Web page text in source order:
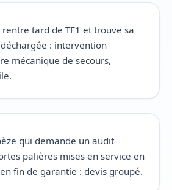
tard de TF1 et trouve sa
: intervention
mécanique de secours,
qui demande un audit
palières mises en service en
fin de garantie : devis groupé.